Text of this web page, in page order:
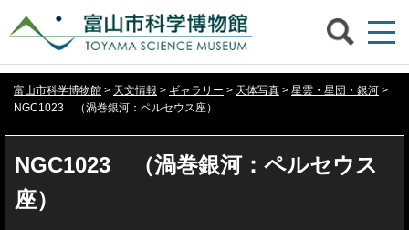
富山市科学博物館 > 天文情報 > ギャラリー > 天体写真 > 星雲・星団・銀河 >
NGC1023 （渦巻銀河：ペルセウス座）
NGC1023 （渦巻銀河：ペルセウス
座）